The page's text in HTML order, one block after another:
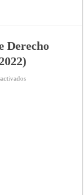
Derecho
en